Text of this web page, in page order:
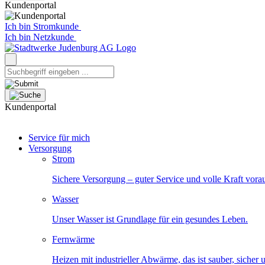
Kundenportal
Ich bin Stromkunde
Ich bin Netzkunde
Kundenportal
Service für mich
Versorgung
Strom
Sichere Versorgung – guter Service und volle Kraft
Wasser
Unser Wasser ist Grundlage für ein gesundes Leben.
Fernwärme
Heizen mit industrieller Abwärme, das ist sauber, sicher